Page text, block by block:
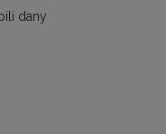
dany